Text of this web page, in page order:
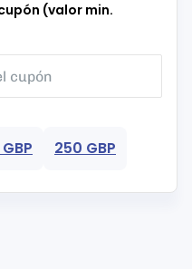
(valor min.
250 GBP